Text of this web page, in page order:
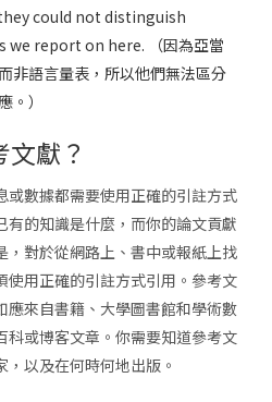
could not distinguish
report on here. （因為亞當
非語言量表，所以他們無法區分
）
獻？
或數據都需要使用正確的引註方式
的知識是什麼，而你的論文貢獻
，對於從網路上、書中或報紙上找
使用正確的引註方式引用。參考文
應來自書籍、大學圖書館和學術數
科或博客文章。你需要知道參考文
以及在何時何地出版。